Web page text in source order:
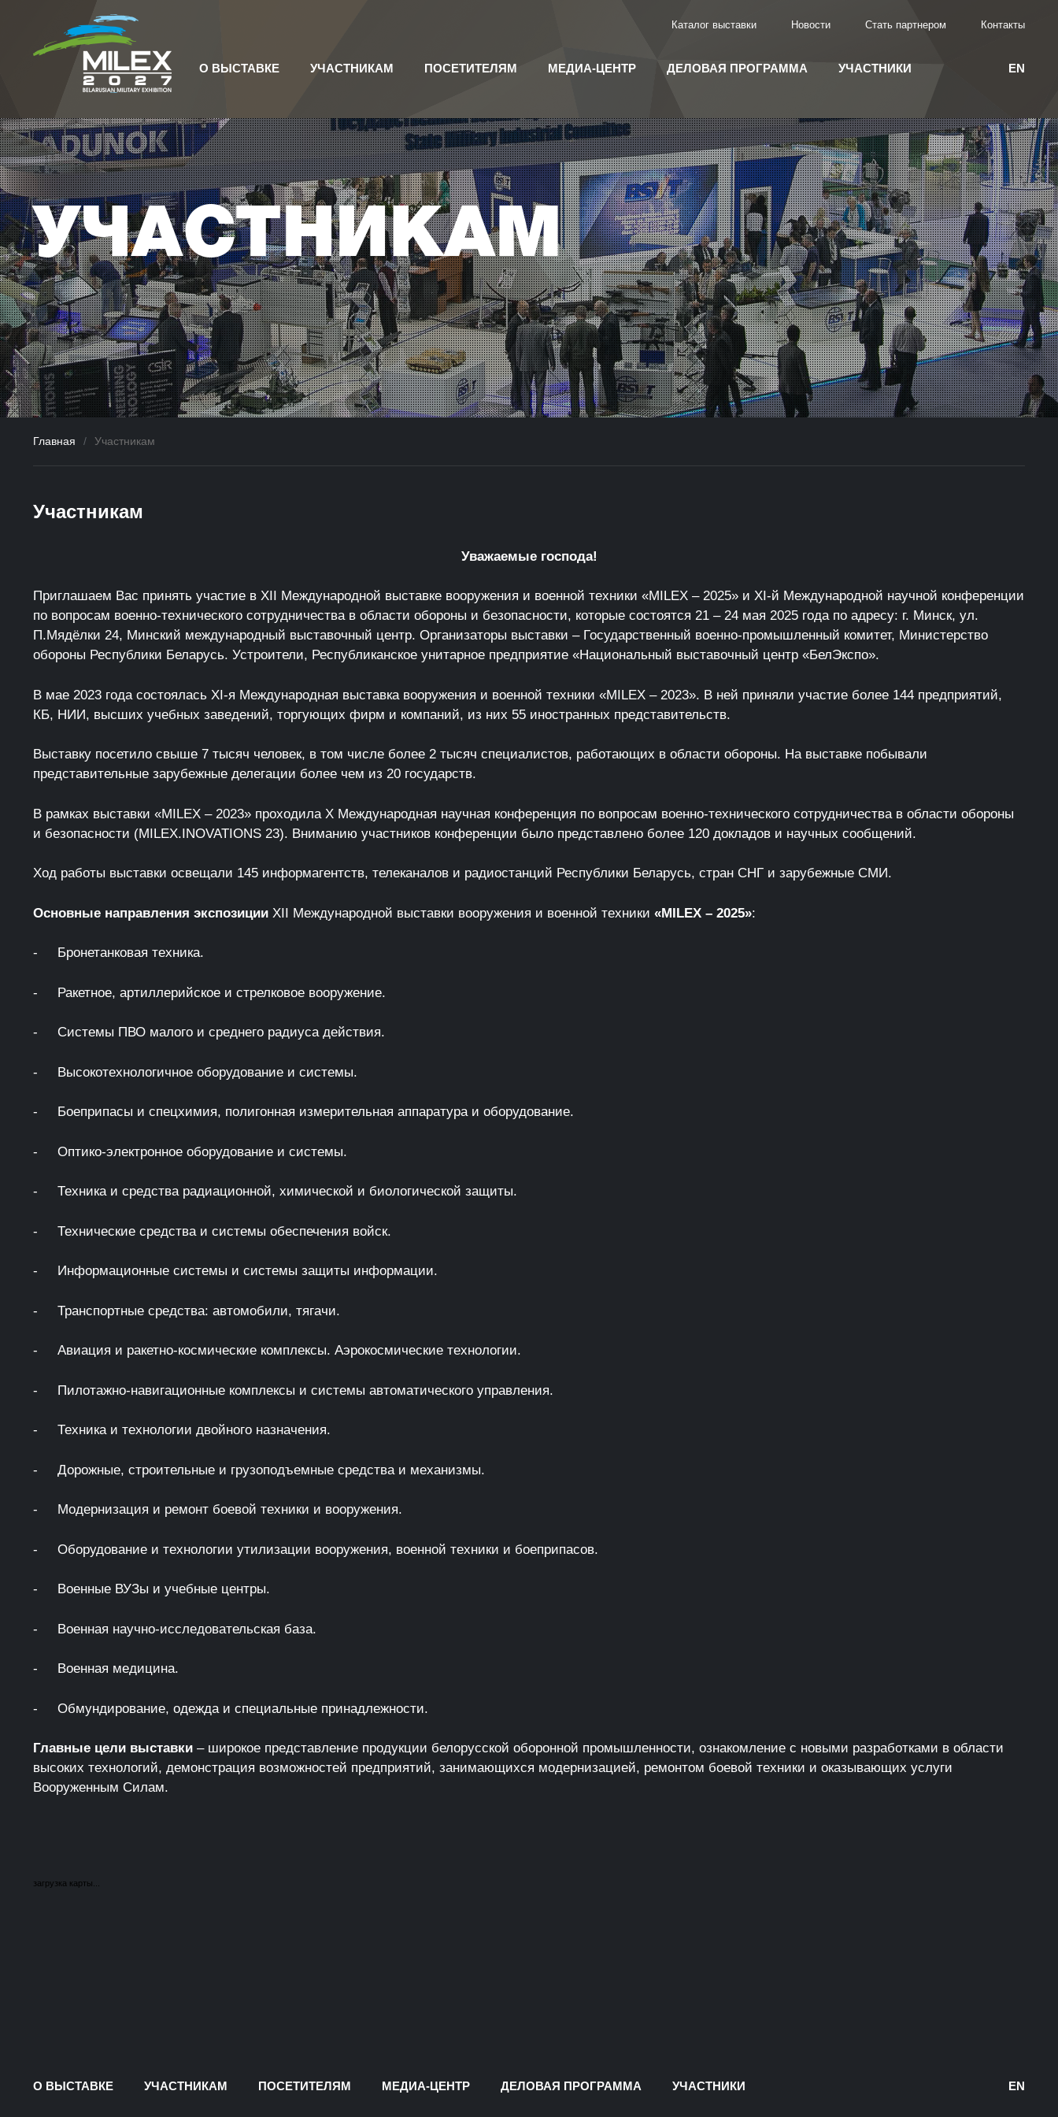
Каталог выставки Новости Стать партнером Контакты
EN
О ВЫСТАВКЕ УЧАСТНИКАМ ПОСЕТИТЕЛЯМ МЕДИА-ЦЕНТР ДЕЛОВАЯ ПРОГРАММА УЧАСТНИКИ
УЧАСТНИКАМ
Главная / Участникам
Участникам
Уважаемые господа!
Приглашаем Вас принять участие в XII Международной выставке вооружения и военной техники «MILEX – 2025» и XI-й Международной научной конференции
по вопросам военно-технического сотрудничества в области обороны и безопасности, которые состоятся 21 – 24 мая 2025 года по адресу: г. Минск, ул.
П.Мядёлки 24, Минский международный выставочный центр. Организаторы выставки – Государственный военно-промышленный комитет, Министерство
обороны Республики Беларусь. Устроители, Республиканское унитарное предприятие «Национальный выставочный центр «БелЭкспо».
В мае 2023 года состоялась XI-я Международная выставка вооружения и военной техники «MILEX – 2023». В ней приняли участие более 144 предприятий,
КБ, НИИ, высших учебных заведений, торгующих фирм и компаний, из них 55 иностранных представительств.
Выставку посетило свыше 7 тысяч человек, в том числе более 2 тысяч специалистов, работающих в области обороны. На выставке побывали
представительные зарубежные делегации более чем из 20 государств.
В рамках выставки «MILEX – 2023» проходила X Международная научная конференция по вопросам военно-технического сотрудничества в области обороны
и безопасности (MILEX.INOVATIONS 23). Вниманию участников конференции было представлено более 120 докладов и научных сообщений.
Ход работы выставки освещали 145 информагентств, телеканалов и радиостанций Республики Беларусь, стран СНГ и зарубежные СМИ.
Основные направления экспозиции XII Международной выставки вооружения и военной техники «MILEX – 2025»:
- Бронетанковая техника.
- Ракетное, артиллерийское и стрелковое вооружение.
- Системы ПВО малого и среднего радиуса действия.
- Высокотехнологичное оборудование и системы.
- Боеприпасы и спецхимия, полигонная измерительная аппаратура и оборудование.
- Оптико-электронное оборудование и системы.
- Техника и средства радиационной, химической и биологической защиты.
- Технические средства и системы обеспечения войск.
- Информационные системы и системы защиты информации.
- Транспортные средства: автомобили, тягачи.
- Авиация и ракетно-космические комплексы. Аэрокосмические технологии.
- Пилотажно-навигационные комплексы и системы автоматического управления.
- Техника и технологии двойного назначения.
- Дорожные, строительные и грузоподъемные средства и механизмы.
- Модернизация и ремонт боевой техники и вооружения.
- Оборудование и технологии утилизации вооружения, военной техники и боеприпасов.
- Военные ВУЗы и учебные центры.
- Военная научно-исследовательская база.
- Военная медицина.
- Обмундирование, одежда и специальные принадлежности.
Главные цели выставки – широкое представление продукции белорусской оборонной промышленности, ознакомление с новыми разработками в области
высоких технологий, демонстрация возможностей предприятий, занимающихся модернизацией, ремонтом боевой техники и оказывающих услуги
Вооруженным Силам.
загрузка карты...
EN
О ВЫСТАВКЕ УЧАСТНИКАМ ПОСЕТИТЕЛЯМ МЕДИА-ЦЕНТР ДЕЛОВАЯ ПРОГРАММА УЧАСТНИКИ